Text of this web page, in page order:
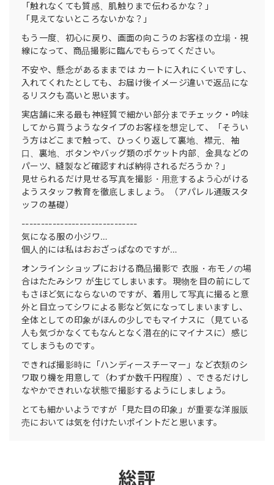
「触れなくても質感、肌触りまで伝わるかな？」
「見えてないところないかな？」
もう一度、初心に戻り、画面の向こうのお客様の立場・視
線になって、商品撮影に臨んでもらってください。
不安や、懸念があるままでは カートに入れにくいですし、
入れてくれたとしても、お届け後イメージ違いで返品にな
るリスクも高いと思います。
実店舗に来る最も神経質で細かい部分までチェック・吟味
してから買うようなタイプのお客様を想定して、「そうい
う方はどこまで触って、ひっくり返して裏地、襟元、袖
口、裏地、ボタンやバッグ類のポケット内部、金具などの
パーツ、縫製など確認すれば納得されるだろうか？」
見せられるだけ見せる写真を撮影・用意するよう心がける
ようスタッフ教育を徹底しましょう。（アパレル通販スタ
ッフの基礎）
------------------------------
気になる服の小ジワ…
個人的には私はおおざっぱなのですが…
オンラインショップにおける商品撮影で 衣服・布モノの場
合はたたみシワ が生じてしまいます。現物を目の前にして
もさほど気にならないのですが、着用して写真に撮ると意
外と目立ってシワによる影など気になってしまいますし、
全体としての印象がほんの少しでもマイナスに（見ている
人も気づかなくてもなんとなく潜在的にマイナスに）感じ
てしまうものです。
できれば撮影時に「ハンディースチーマー」など衣類のシ
ワ取り機を用意して（わずか数千円程度）、できるだけし
なやかできれいな状態で撮影するようにしましょう。
とても細かいようですが「見た目の印象」が重要な洋服販
売においては気を付けたいポイントだと思います。
総評